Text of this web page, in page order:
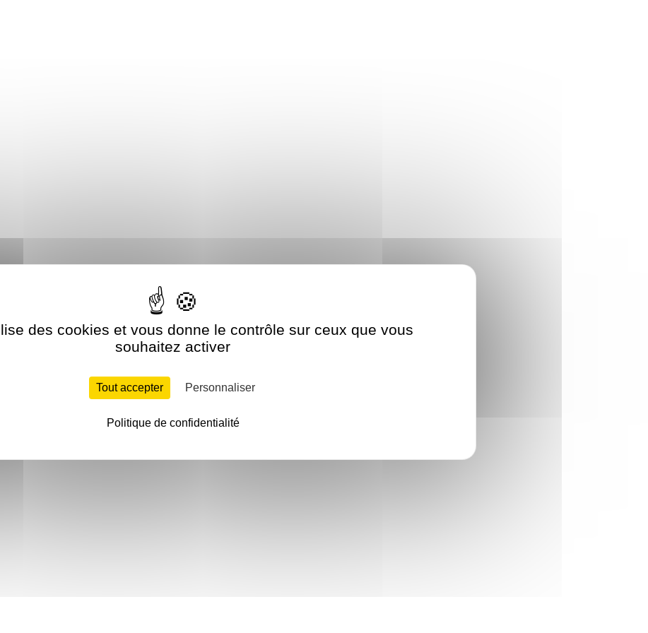
des cookies et vous donne le contrôle sur ceux que vous
souhaitez activer
Tout accepter Personnaliser
Politique de confidentialité